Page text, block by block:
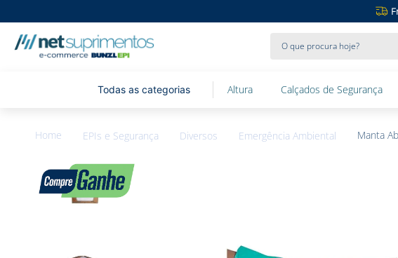
Altura Calçados de Segurança
EPIs e Segurança Diversos Emergência Ambiental Manta